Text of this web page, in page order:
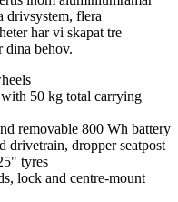
drivsystem, flera
har vi skapat tre
dina behov.
50 kg total carrying
removable 800 Wh battery
drivetrain, dropper seatpost
tyres
lock and centre-mount